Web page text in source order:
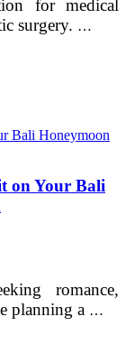
for medical
surgery. …
on Your Bali
romance,
planning a …